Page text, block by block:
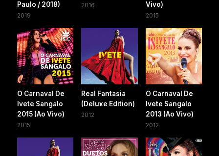
Paulo / 2018)
2019
2016
Vivo)
2015
O Carnaval De
Ivete Sangalo
2015 (Ao Vivo)
2015
Real Fantasia
(Deluxe Edition)
2012
O Carnaval De
Ivete Sangalo
2013 (Ao Vivo)
2012